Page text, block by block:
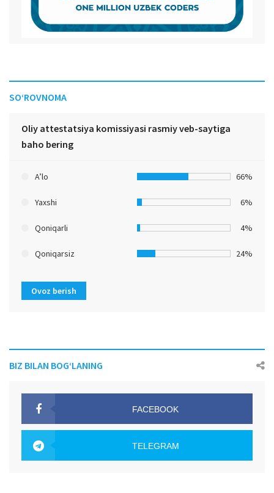
SO‘ROVNOMA
Oliy attestatsiya komissiyasi rasmiy veb-saytiga
baho bering
A’lo 66%
Yaxshi 6%
Qoniqarli 4%
Qoniqarsiz 24%
Ovoz berish
BIZ BILAN BOG‘LANING
FACEBOOK
TELEGRAM